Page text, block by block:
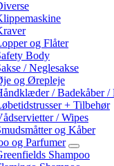
og Flåter
Body
/ Neglesakse
og Ørepleje
/ Badekåber /
+ Tilbehør
/ Wipes
og Kåber
og Parfumer
Shampoo